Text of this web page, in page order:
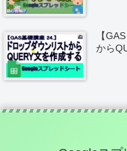
【
から